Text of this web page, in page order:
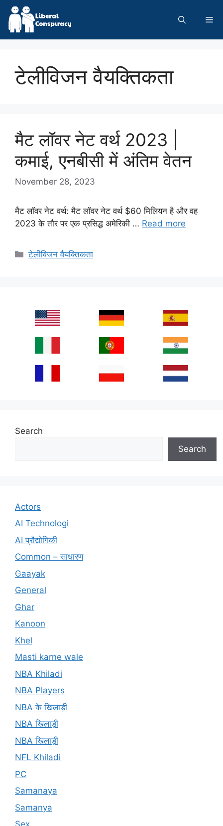
Skip
content
टेलीविजन वैयक्तिकता
मैट लॉवर नेट वर्थ 2023 |
कमाई, एनबीसी में अंतिम वेतन
November 28, 2023
मैट लॉवर नेट वर्थ: मैट लॉवर नेट वर्थ $60 मिलियन है और वह
2023 के तौर पर एक प्रसिद्ध अमेरिकी … Read more
Categories
टेलीविजन वैयक्तिकता
Search
Search
Actors
AI Technologi
AI प्रौद्योगिकी
Common – साधारण
Gaayak
General
Ghar
Kanoon
Khel
Masti karne wale
NBA Khiladi
NBA Players
NBA के खिलाड़ी
NBA खिलाड़ी
NBA खिलाड़ी
NFL Khiladi
PC
Samanaya
Samanya